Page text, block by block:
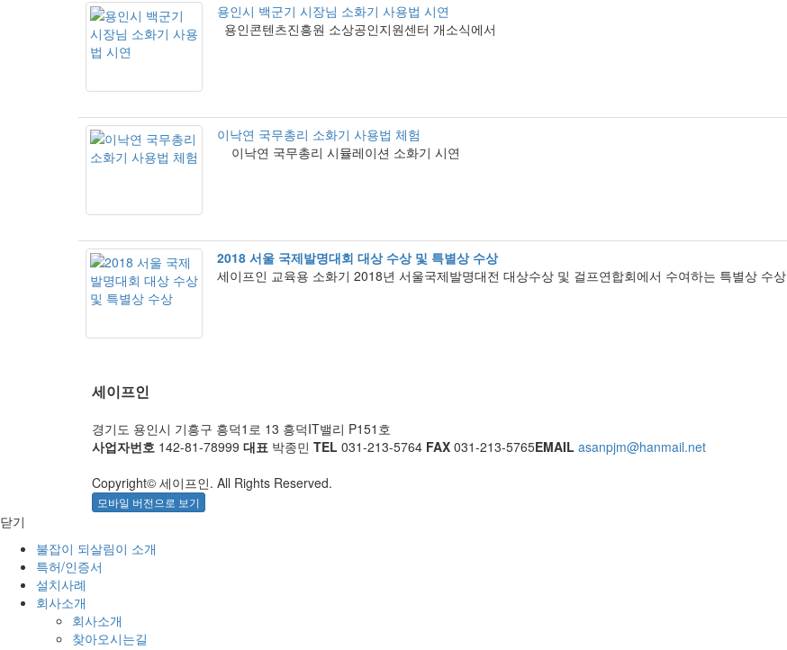
용인시 백군기 시장님 소화기 사용법 시연
용인콘텐츠진흥원 소상공인지원센터 개소식에서
이낙연 국무총리 소화기 사용법 체험
이낙연 국무총리 시뮬레이션 소화기 시연
2018 서울 국제발명대회 대상 수상 및 특별상 수상
세이프인 교육용 소화기 2018년 서울국제발명대전 대상수상 및 걸프연합회에서 수여하는 특별상 수상
세이프인
경기도 용인시 기흥구 흥덕1로 13 흥덕IT밸리 P151호
사업자번호 142-81-78999 대표 박종민 TEL 031-213-5764 FAX 031-213-5765EMAIL asanpjm@hanmail.net
Copyright© 세이프인. All Rights Reserved.
모바일 버전으로 보기
닫기
불잡이 되살림이 소개
특허/인증서
설치사례
회사소개
회사소개
찾아오시는길